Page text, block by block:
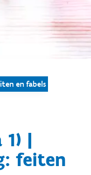
en fabels
1) |
feiten